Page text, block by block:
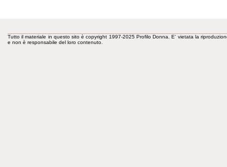
Tutto il materiale in questo sito è copyright 1997-2025 Profilo Donna. E' vietata la
e non è responsabile del loro contenuto.